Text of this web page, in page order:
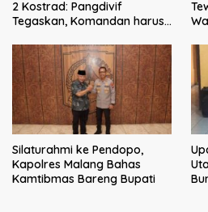
2 Kostrad: Pangdivif
Tegaskan, Komandan harus
dan solusi bagi prajurit
Silaturahmi ke Pendopo,
Kapolres Malang Bahas
Kamtibmas Bareng Bupati